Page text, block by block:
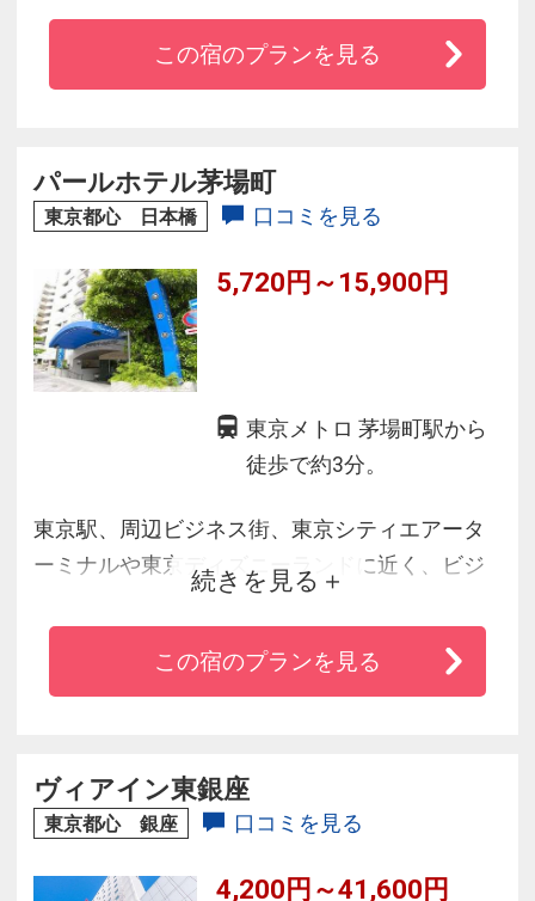
■ＪＲ「東京駅」丸の内南口直結！
■国の重要文化財・東京丸の内駅舎の復原に伴
和した、優雅で洗練された空間
■歴史的建築物ならではの天井高や縦長窓が印象
この宿のプランを見る
パールホテル茅場町
東京都心 日本橋 口コミを見る
5,720円～15,900円
東京メトロ 茅場町駅から
徒歩で約3分。
東京駅、周辺ビジネス街、東京シティエアータ
ーミナルや東京ディズニーランドに近く、ビジ
ネスや観光、海外へのご旅行、ご出張に大変便
利で、安心してご利用いただけるホテルです。
続きを見る
この宿のプランを見る
ヴィアイン東銀座
東京都心 銀座 口コミを見る
4,200円～41,600円